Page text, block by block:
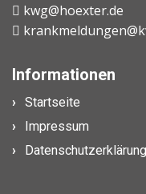
kwg@hoexter.de
Informationen
Startseite
Impressum
Datenschutzerklärung